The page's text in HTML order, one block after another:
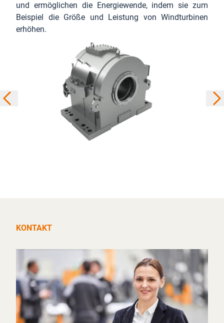
und ermöglichen die Energiewende, indem sie zum
Beispiel die Größe und Leistung von Windturbinen
erhöhen.
KONTAKT